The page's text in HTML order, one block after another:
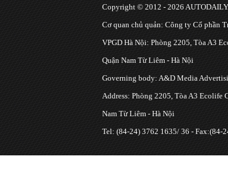
Copyright © 2012 - 2026
Cơ quan chủ quản: Công ty Cổ phần
VPGD Hà Nội: Phòng 2205, Tòa A3
Quận Nam Từ Liêm - Hà Nội
Governing body: A&D Media
Address: Phòng 2205, Tòa A3 Ecolife
Nam Từ Liêm - Hà Nội
Tel: (84-24) 3762 1635/ 36 - Fax:(84-